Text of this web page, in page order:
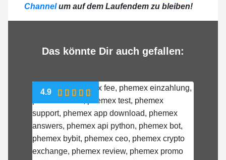
Channel um auf dem Laufendem zu bleiben!
Das könnte Dir auch gefallen:
4.9